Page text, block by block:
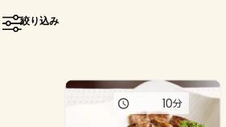
トーク
絞り込み
10分